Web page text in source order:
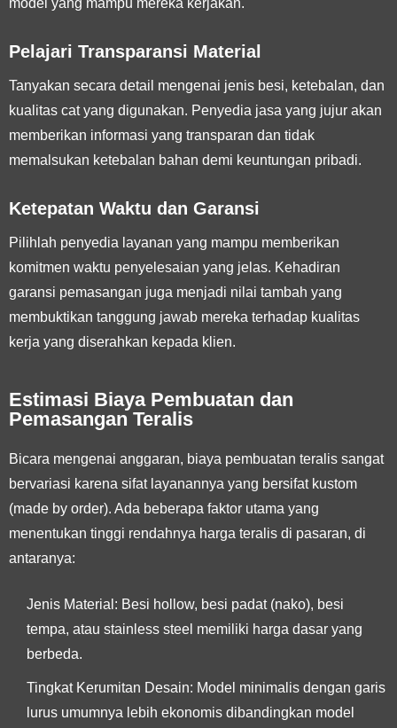
Pelajari Transparansi Material
Tanyakan secara detail mengenai jenis besi, ketebalan, dan
kualitas cat yang digunakan. Penyedia jasa yang jujur akan
memberikan informasi yang transparan dan tidak
memalsukan ketebalan bahan demi keuntungan pribadi.
Ketepatan Waktu dan Garansi
Pilihlah penyedia layanan yang mampu memberikan
komitmen waktu penyelesaian yang jelas. Kehadiran
garansi pemasangan juga menjadi nilai tambah yang
membuktikan tanggung jawab mereka terhadap kualitas
kerja yang diserahkan kepada klien.
Estimasi Biaya Pembuatan dan
Pemasangan Teralis
Bicara mengenai anggaran, biaya pembuatan teralis sangat
bervariasi karena sifat layanannya yang bersifat kustom
(made by order). Ada beberapa faktor utama yang
menentukan tinggi rendahnya harga teralis di pasaran, di
antaranya:
Jenis Material: Besi hollow, besi padat (nako), besi
tempa, atau stainless steel memiliki harga dasar yang
berbeda.
Tingkat Kerumitan Desain: Model minimalis dengan garis
lurus umumnya lebih ekonomis dibandingkan model